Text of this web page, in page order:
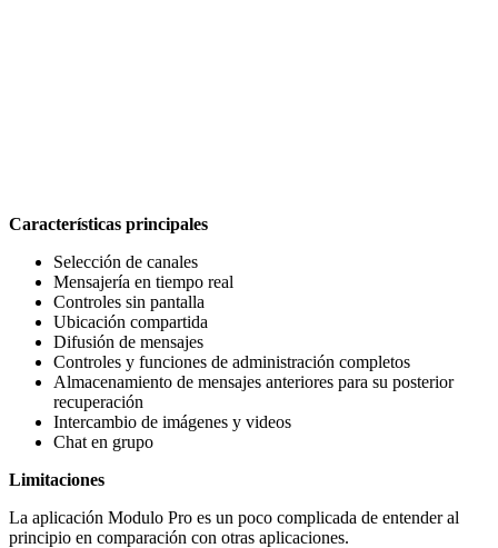
Características principales
Selección de canales
Mensajería en tiempo real
Controles sin pantalla
Ubicación compartida
Difusión de mensajes
Controles y funciones de administración completos
Almacenamiento de mensajes anteriores para su posterior
recuperación
Intercambio de imágenes y videos
Chat en grupo
Limitaciones
La aplicación Modulo Pro es un poco complicada de entender al
principio en comparación con otras aplicaciones.